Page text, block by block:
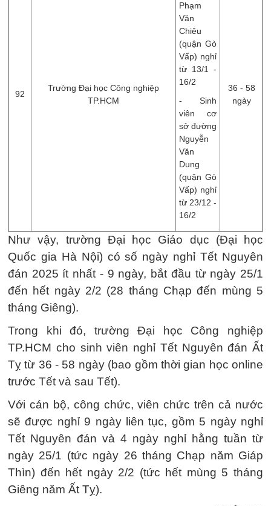
92
Trường Đại học Công nghiệp
TP.HCM
Phạm
Văn
Chiêu
(quận Gò
Vấp) nghỉ
từ 13/1 -
16/2
- Sinh
viên cơ
sở đường
Nguyễn
Văn
Dung
(quận Gò
Vấp) nghỉ
từ 23/12 -
16/2
36 - 58
ngày
Như vậy, trường Đại học Giáo dục (Đại học
Quốc gia Hà Nội) có số ngày nghỉ Tết Nguyên
đán 2025 ít nhất - 9 ngày, bắt đầu từ ngày 25/1
đến hết ngày 2/2 (28 tháng Chạp đến mùng 5
tháng Giêng).
Trong khi đó, trường Đại học Công nghiệp
TP.HCM cho sinh viên nghỉ Tết Nguyên đán Ất
Tỵ từ 36 - 58 ngày (bao gồm thời gian học online
trước Tết và sau Tết).
Với cán bộ, công chức, viên chức trên cả nước
sẽ được nghỉ 9 ngày liên tục, gồm 5 ngày nghỉ
Tết Nguyên đán và 4 ngày nghỉ hằng tuần từ
ngày 25/1 (tức ngày 26 tháng Chạp năm Giáp
Thìn) đến hết ngày 2/2 (tức hết mùng 5 tháng
Giêng năm Ất Tỵ).